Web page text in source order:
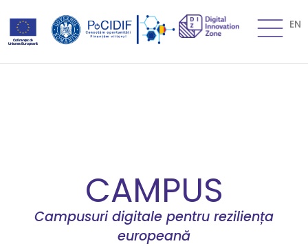
EN
CAMPUS
Campusuri digitale pentru reziliența
europeană